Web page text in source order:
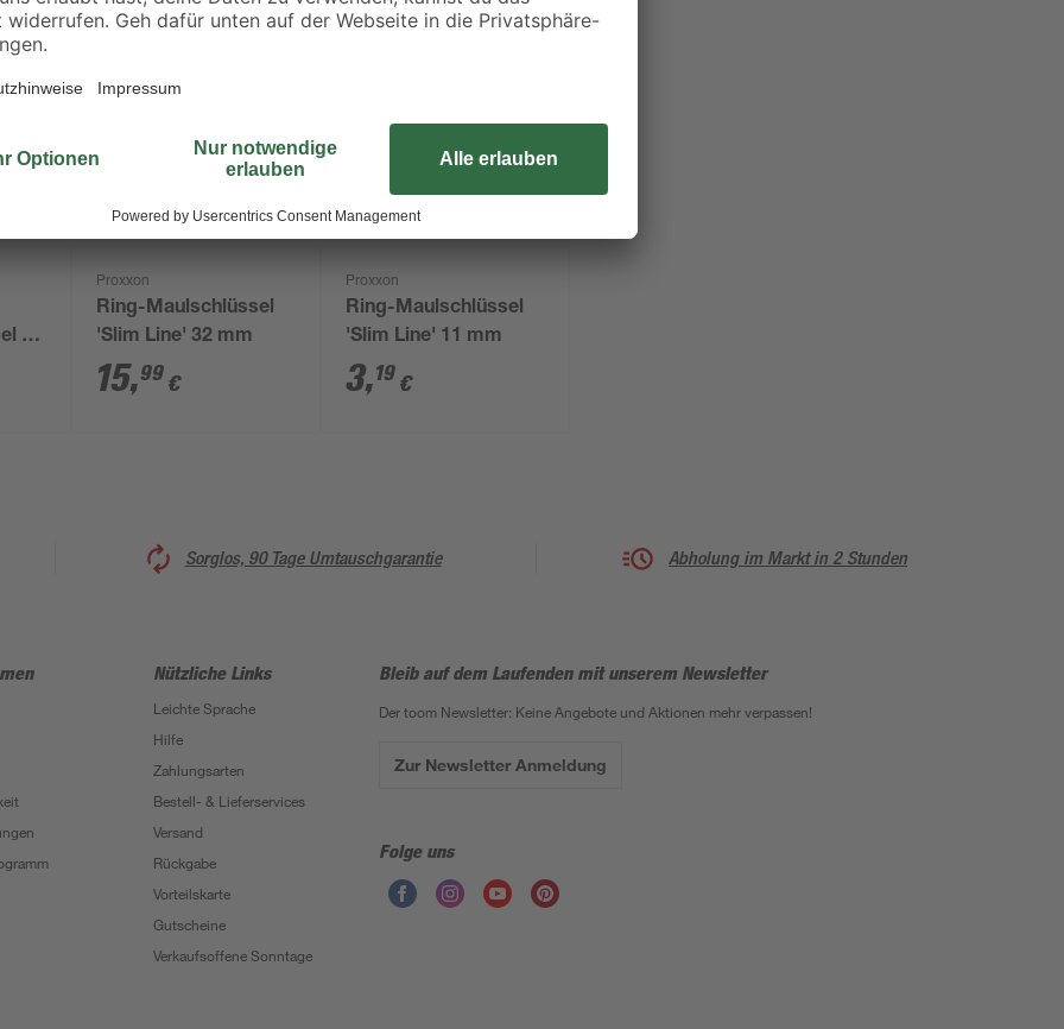
24
Proxxon
Ring-Maulschlüssel
'Slim Line' 32 mm
15,99 €
Proxxon
Ring-Maulschlüssel
'Slim Line' 11 mm
3,19 €
Sorglos, 90 Tage Umtauschgarantie Abholung im Markt in 2 Stunden
Nützliche Links
Leichte Sprache
Hilfe
Zahlungsarten
Bestell- & Lieferservices
Versand
Rückgabe
Vorteilskarte
Gutscheine
Verkaufsoffene Sonntage
Bleib auf dem Laufenden mit unserem Newsletter
Der toom Newsletter: Keine Angebote und Aktionen mehr verpassen!
Zur Newsletter Anmeldung
Folge uns